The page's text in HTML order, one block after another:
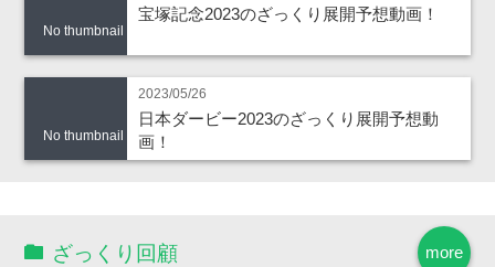
No thumbnail
宝塚記念2023のざっくり展開予想動画！
No thumbnail
2023/05/26
日本ダービー2023のざっくり展開予想動
画！
more
ざっくり回顧